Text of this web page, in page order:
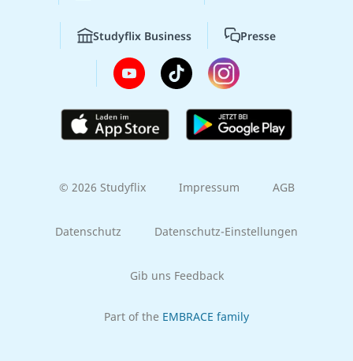
Studyflix Business Presse
© 2026 Studyflix Impressum AGB
Datenschutz Datenschutz-Einstellungen
Gib uns Feedback
Part of the EMBRACE family